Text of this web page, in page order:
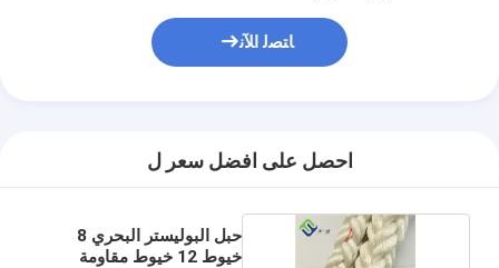
ﺎﺘﺼﻟ ﺍﻶﻧ
احصل على افضل سعر ل
حبل البوليستر البحري 8
خيوط 12 خيوط مقاومة